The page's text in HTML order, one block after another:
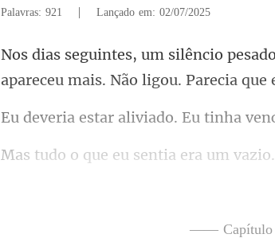
Palavras: 921 | Lançado em: 02/07/2025
apareceu mais. Não lig
liviado. Eu tinha
ue eu sentia
—— Capítulo